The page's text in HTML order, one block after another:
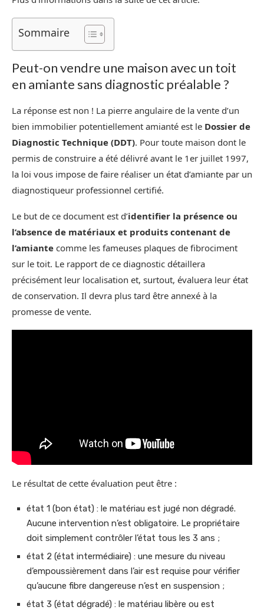
Sommaire
Peut-on vendre une maison avec un toit
en amiante sans diagnostic préalable ?
La réponse est non ! La pierre angulaire de la vente d’un
bien immobilier potentiellement amianté est le Dossier de
Diagnostic Technique (DDT). Pour toute maison dont le
permis de construire a été délivré avant le 1er juillet 1997,
la loi vous impose de faire réaliser un état d’amiante par un
diagnostiqueur professionnel certifié.
Le but de ce document est d’identifier la présence ou
l’absence de matériaux et produits contenant de
l’amiante comme les fameuses plaques de fibrociment
sur le toit. Le rapport de ce diagnostic détaillera
précisément leur localisation et, surtout, évaluera leur état
de conservation. Il devra plus tard être annexé à la
promesse de vente.
Le résultat de cette évaluation peut être :
état 1 (bon état) : le matériau est jugé non dégradé.
Aucune intervention n’est obligatoire. Le propriétaire
doit simplement contrôler l’état tous les 3 ans ;
état 2 (état intermédiaire) : une mesure du niveau
d’empoussièrement dans l’air est requise pour vérifier
qu’aucune fibre dangereuse n’est en suspension ;
état 3 (état dégradé) : le matériau libère ou est